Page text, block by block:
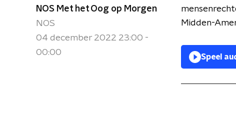
NOS Met het Oog op Morgen
NOS
04 december 2022 23:00 -
00:00
Midden-
Speel